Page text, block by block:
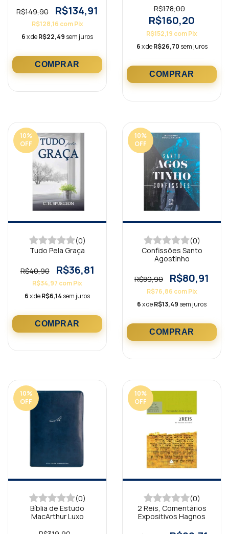
R$149,90 R$134,91
R$128,16 com Pix
6x deR$22,49 sem juros
R$178,00
R$160,20
R$152,19 comPix
6x deR$26,70 sem juros
10%
OFF
(0)
Tudo Pela Graça
R$40,90 R$36,81
R$34,97 comPix
6x deR$6,14 sem juros
10%
OFF
(0)
Confissões Santo
Agostinho
R$89,90 R$80,91
R$76,86 com Pix
6x deR$13,49 sem juros
10%
OFF
(0)
Bíblia de Estudo
MacArthur Luxo
10%
OFF
(0)
2 Reis, Comentários
Expositivos Hagnos